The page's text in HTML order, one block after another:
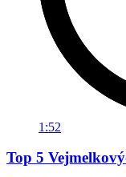
1:52
Top 5